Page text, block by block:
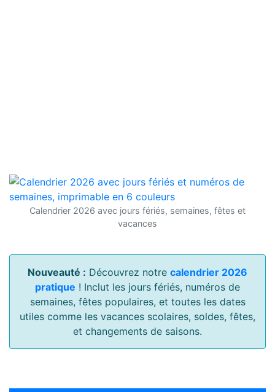
Calendrier 2026 avec jours fériés, semaines, fêtes et
vacances
Nouveauté : Découvrez notre calendrier 2026
pratique ! Inclut les jours fériés, numéros de
semaines, fêtes populaires, et toutes les dates
utiles comme les vacances scolaires, soldes, fêtes,
et changements de saisons.